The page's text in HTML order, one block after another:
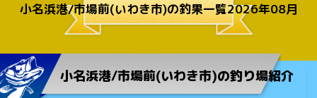
小名浜港/市場前(いわき市)の釣果一覧2026年08月
小名浜港/市場前(いわき市)の釣り場紹介